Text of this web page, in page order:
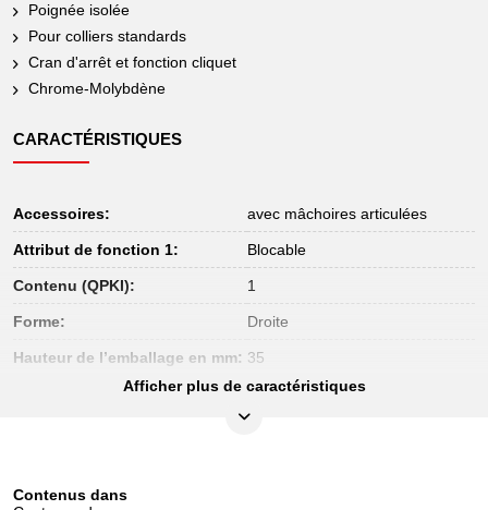
Poignée isolée
Pour colliers standards
Cran d'arrêt et fonction cliquet
Chrome-Molybdène
CARACTÉRISTIQUES
Accessoires: avec mâchoires articulées
Attribut de fonction 1: Blocable
Contenu (QPKI): 1
Forme: Droite
Hauteur de l’emballage en mm: 35
Largeur de l’emballage en mm: 91
Afficher plus de caractéristiques
Contenus dans